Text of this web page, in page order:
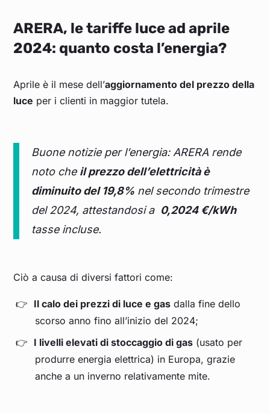
ARERA, le tariffe luce ad aprile
2024: quanto costa l’energia?
Aprile è il mese dell’aggiornamento del prezzo della
luce per i clienti in maggior tutela.
Buone notizie per l’energia: ARERA rende
noto che il prezzo dell’elettricità è
diminuito del 19,8% nel secondo trimestre
del 2024, attestandosi a 0,2024 €/kWh
tasse incluse.
Ciò a causa di diversi fattori come:
Il calo dei prezzi di luce e gas dalla fine dello
scorso anno fino all’inizio del 2024;
I livelli elevati di stoccaggio di gas (usato per
produrre energia elettrica) in Europa, grazie
anche a un inverno relativamente mite.